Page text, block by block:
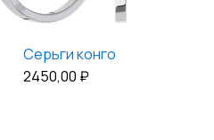
Серьги конго
2450,00 ₽